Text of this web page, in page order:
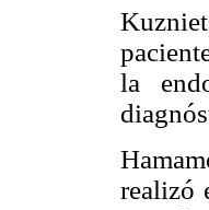
la
realizó